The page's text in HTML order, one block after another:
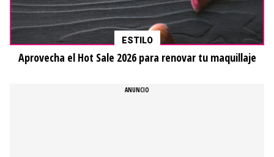
ESTILO
Aprovecha el Hot Sale 2026 para renovar tu maquillaje